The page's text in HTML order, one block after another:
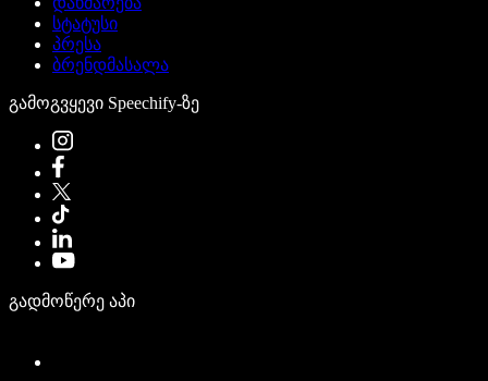
სტატუსი
პრესა
ბრენდმასალა
გამოგვყევი Speechify-ზე
გადმოწერე აპი